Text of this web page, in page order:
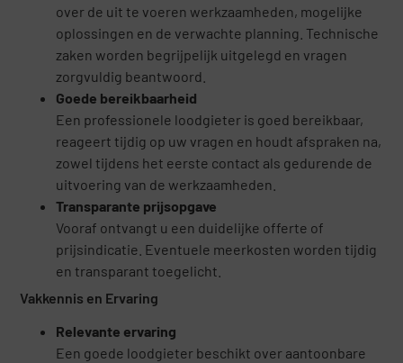
over de uit te voeren werkzaamheden, mogelijke
oplossingen en de verwachte planning. Technische
zaken worden begrijpelijk uitgelegd en vragen
zorgvuldig beantwoord.
Goede bereikbaarheid
Een professionele loodgieter is goed bereikbaar,
reageert tijdig op uw vragen en houdt afspraken na,
zowel tijdens het eerste contact als gedurende de
uitvoering van de werkzaamheden.
Transparante prijsopgave
Vooraf ontvangt u een duidelijke offerte of
prijsindicatie. Eventuele meerkosten worden tijdig
en transparant toegelicht.
Vakkennis en Ervaring
Relevante ervaring
Een goede loodgieter beschikt over aantoonbare